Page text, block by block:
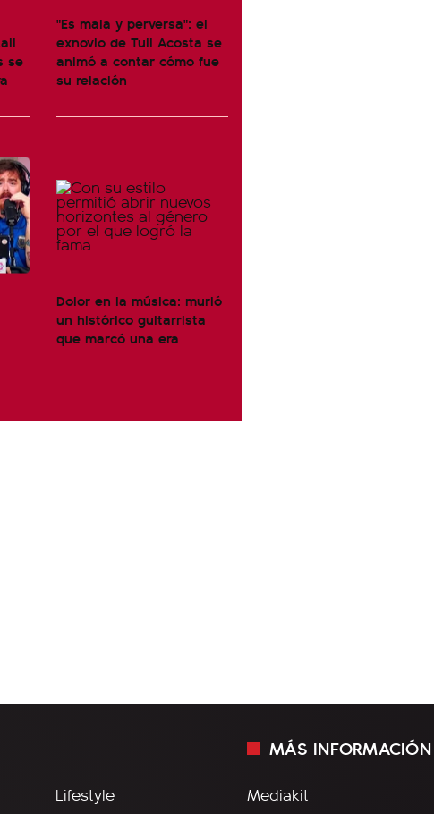
se
"Es mala y perversa": el
exnovio de Tuli Acosta se
animó a contar cómo fue
su relación
Dolor en la música: murió
un histórico guitarrista
que marcó una era
Lifestyle
MÁS INFORMACIÓN
Mediakit